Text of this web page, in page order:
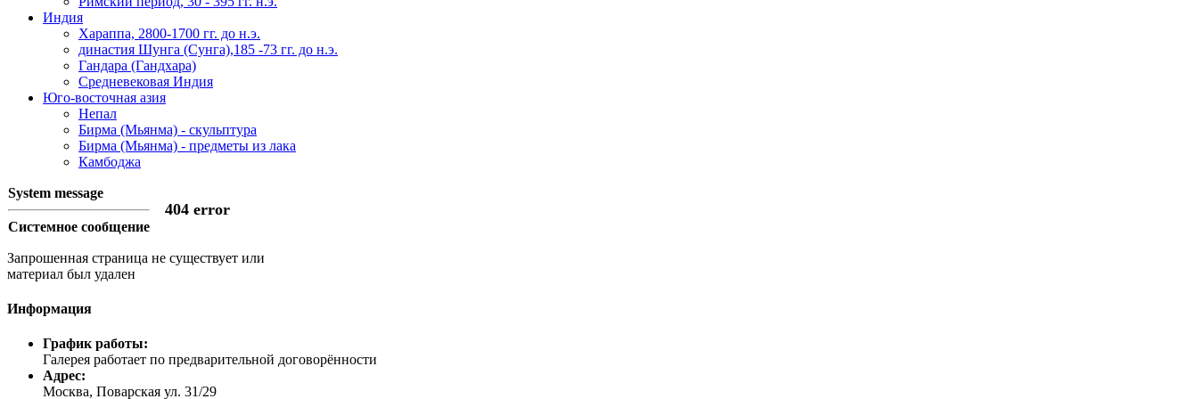
Индия
Хараппа, 2800-1700 гг. до н.э.
династия Шунга (Сунга),185 -73 гг. до н.э.
Гандара (Гандхара)
Средневековая Индия
Юго-восточная азия
Непал
Бирма (Мьянма) - скульптура
Бирма (Мьянма) - предметы из лака
Камбоджа
System message
404 error
Системное сообщение
Запрошенная страница не существует или
материал был удален
Информация
График работы:
Галерея работает по предварительной договорённости
Адрес:
Москва, Поварская ул. 31/29